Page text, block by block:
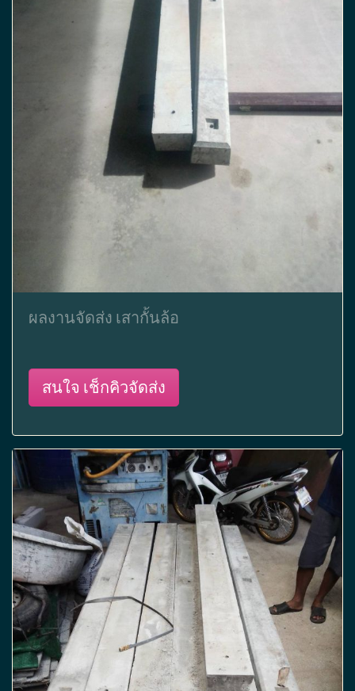
ผลงานจัดส่ง เสากั้นล้อ
สนใจ เช็กคิวจัดส่ง